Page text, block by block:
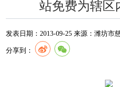
站免费为辖区
发表日期： 2013-09-25 来源： 潍坊市
分享到：